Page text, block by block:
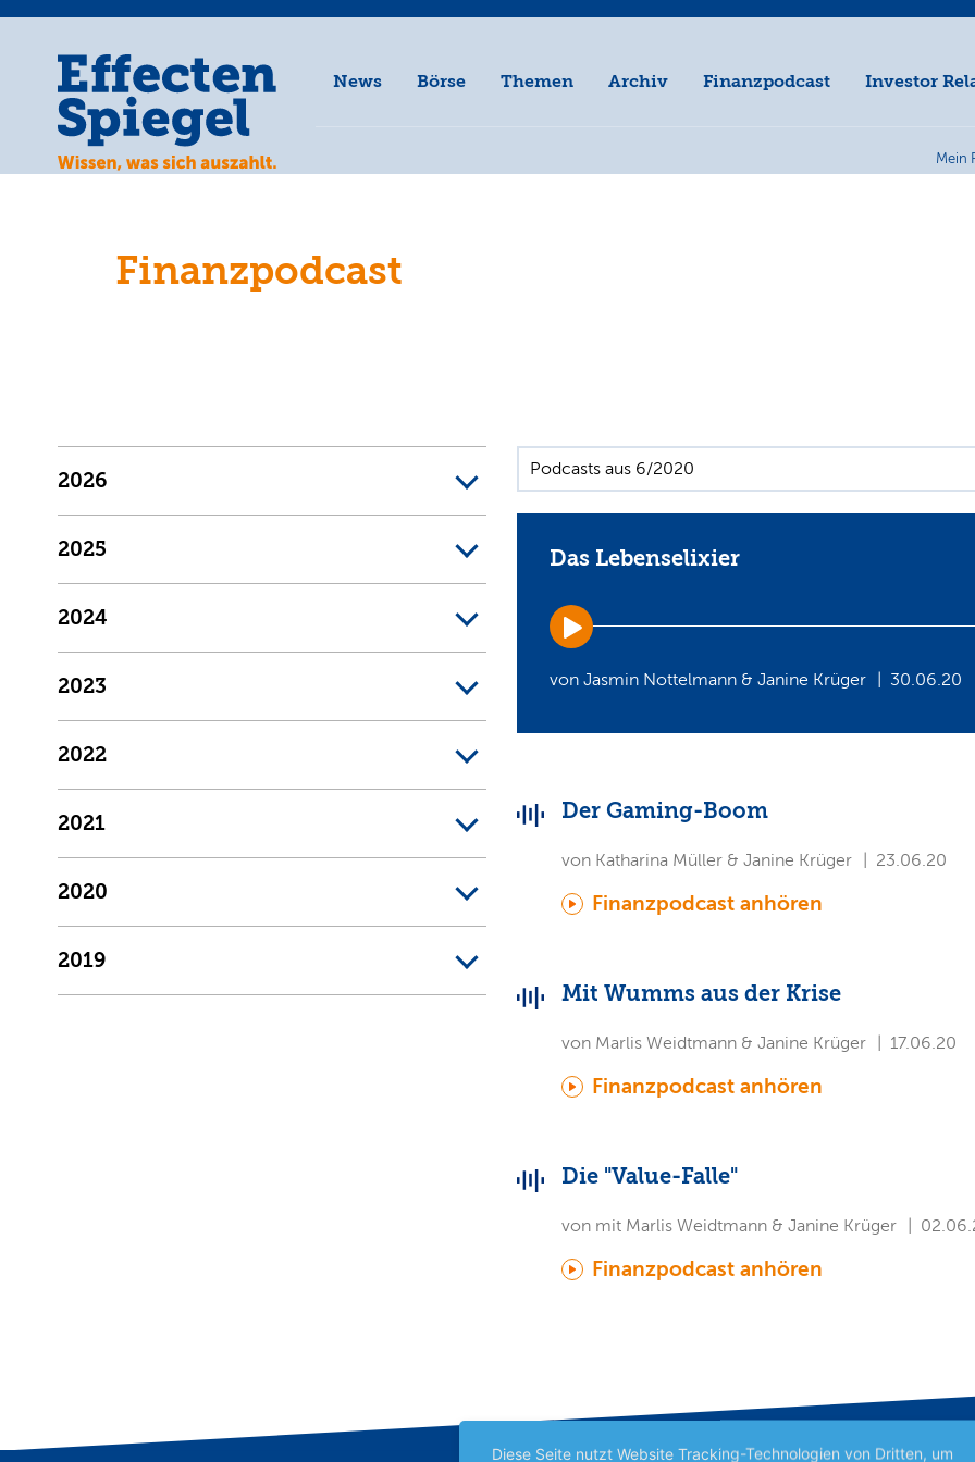
News Börse Themen Archiv Finanzpodcast Investor
Mein
Finanzpodcast
2026
2025
2024
2023
2022
2021
2020
2019
Podcasts aus 6/2020
Das Lebenselixier
Audio
Player
von Jasmin Nottelmann & Janine Krüger 30.06.20
Der Gaming-Boom
von Katharina Müller & Janine Krüger 23.06.20
Finanzpodcast anhören
Mit Wumms aus der Krise
von Marlis Weidtmann & Janine Krüger 17.06.20
Finanzpodcast anhören
Die "Value-Falle"
von mit Marlis Weidtmann & Janine Krüger
Finanzpodcast anhören
Diese Seite nutzt Website Tracking-Technologien von Dritten, um